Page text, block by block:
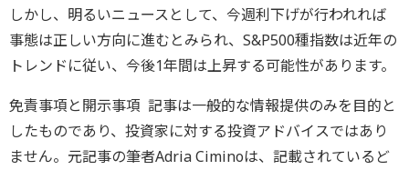
しかし、明るいニュースとして、今週利下げが行われれば
事態は正しい方向に進むとみられ、S&P500種指数は近年の
トレンドに従い、今後1年間は上昇する可能性があります。
免責事項と開示事項 記事は一般的な情報提供のみを目的と
したものであり、投資家に対する投資アドバイスではあり
ません。元記事の筆者Adria Ciminoは、記載されているど